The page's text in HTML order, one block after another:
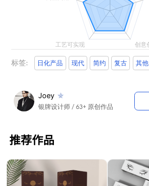
标签: 日化产品 现代 简约 复古 其他
Joey
银牌设计师 / 63+ 原创作品
推荐作品